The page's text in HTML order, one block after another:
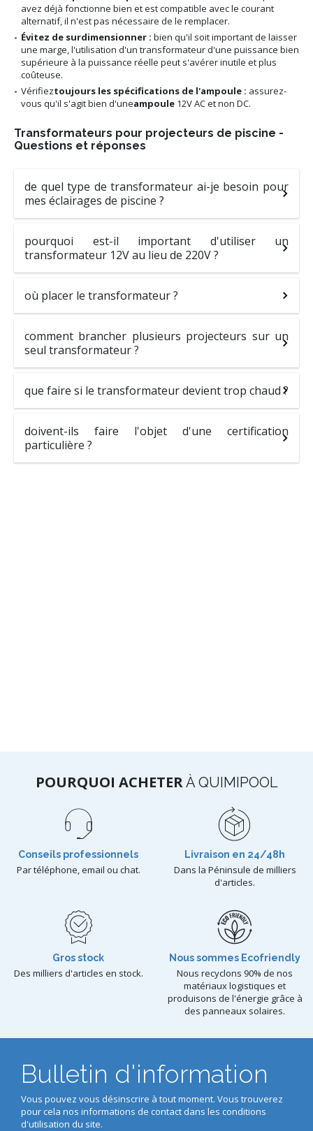
avez déjà fonctionne bien et est compatible avec le courant
alternatif, il n'est pas nécessaire de le remplacer.
Évitez de surdimensionner : bien qu'il soit important de laisser
une marge, l'utilisation d'un transformateur d'une puissance bien
supérieure à la puissance réelle peut s'avérer inutile et plus
coûteuse.
Vérifieztoujours les spécifications de l'ampoule : assurez-
vous qu'il s'agit bien d'uneampoule 12V AC et non DC.
Transformateurs pour projecteurs de piscine -
Questions et réponses
de quel type de transformateur ai-je besoin pour
mes éclairages de piscine ?
pourquoi est-il important d'utiliser un
transformateur 12V au lieu de 220V ?
où placer le transformateur ?
comment brancher plusieurs projecteurs sur un
seul transformateur ?
que faire si le transformateur devient trop chaud ?
doivent-ils faire l'objet d'une certification
particulière ?
POURQUOI ACHETERÀ QUIMIPOOL
Conseils professionnels
Par téléphone, email ou chat.
Livraison en 24/48h
Dans la Péninsule de milliers
d'articles.
Gros stock
Des milliers d'articles en stock.
Nous sommes Ecofriendly
Nous recyclons 90% de nos
matériaux logistiques et
produisons de l'énergie grâce à
des panneaux solaires.
Bulletin d'information
Vous pouvez vous désinscrire à tout moment. Vous trouverez
pour cela nos informations de contact dans les conditions
d'utilisation du site.